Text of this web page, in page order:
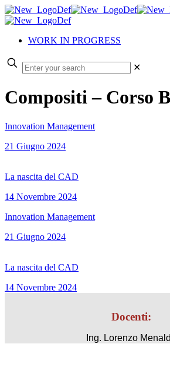
WORK IN PROGRESS
✕
Compositi – Corso
Innovation Management
21 Giugno 2024
La nascita del CAD
14 Novembre 2024
Innovation Management
21 Giugno 2024
La nascita del CAD
14 Novembre 2024
Docenti:
Ing. Lorenzo